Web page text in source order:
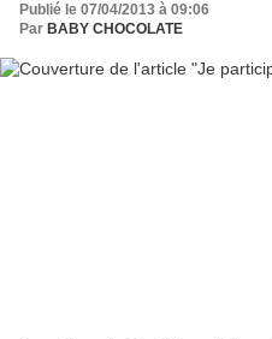
Publié le 07/04/2013 à 09:06
Par BABY CHOCOLATE